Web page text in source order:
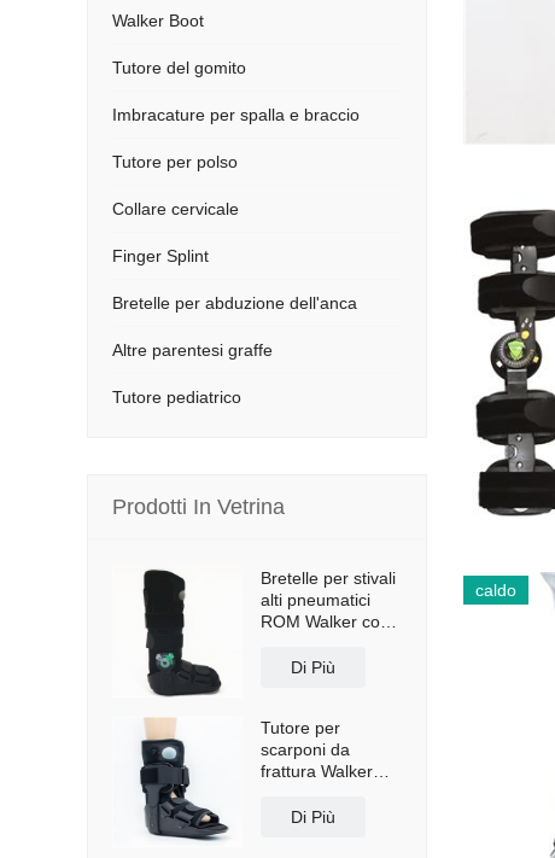
caldo
Walker Boot
Tutore del gomito
Imbracature per spalla e braccio
Tutore per polso
Collare cervicale
Finger Splint
Bretelle per abduzione dell'anca
Altre parentesi graffe
Tutore pediatrico
Prodotti In Vetrina
Bretelle per stivali
alti pneumatici
ROM Walker con
Di Più
Tutore per
scarponi da
frattura Walker
Di Più